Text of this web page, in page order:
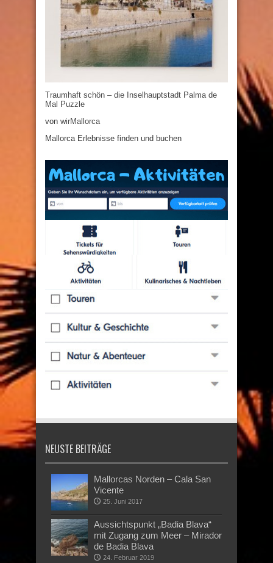
Traumhaft schön – die Inselhauptstadt Palma de
Mal Puzzle
von wirMallorca
Mallorca Erlebnisse finden und buchen
NEUSTE BEITRÄGE
Mallorcas Norden – Cala San
Vicente
25. Juni 2017
Aussichtspunkt „Badia Blava“
mit Zugang zum Meer – Mirador
de Badia Blava
24. Februar 2019